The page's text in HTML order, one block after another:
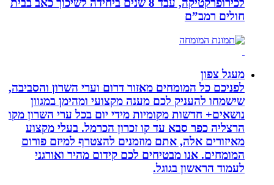
לכירופרקטיקה, עבד 8 שנים ביחידה לשיכוך כאב בבית
חולים רמב”ם
מעגל צפון
לפניכם כל המומחים מאזור דרום וערי השרון והסביבה,
שישמחו להעניק לכם מענה מקצועי ומהימן במגוון
נושאים+ חדשות מקומיות מידי יום בכל ערי השרון מקו
הרצליה כפר סבא עד קו זכרון הכרמל. בעלי מקצוע
מאיזורים אלה, אתם מוזמנים להצטרף למיזם פורום
המומחים. אנו מבטיחים לכם קידום מהיר ואורגני
לעמוד הראשון בגוגל.